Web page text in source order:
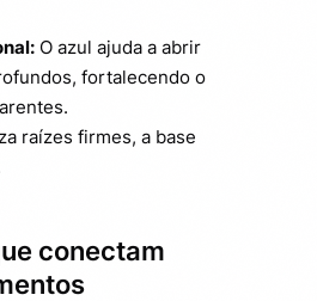
O azul ajuda a abrir
fortalecendo o
raízes firmes, a base
conectam